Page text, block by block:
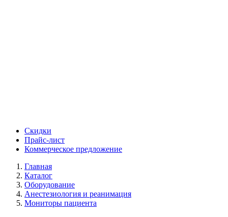
Скидки
Прайс-лист
Коммерческое предложение
Главная
Каталог
Оборудование
Анестезиология и реанимация
Мониторы пациента